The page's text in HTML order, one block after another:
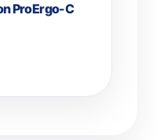
ProErgo-C